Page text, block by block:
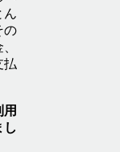
ん
の
払
用
し